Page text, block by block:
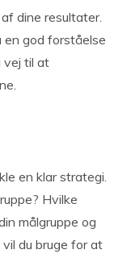
dine resultater.
god forståelse
vej til at
en klar strategi.
Hvilke
målgruppe og
du bruge for at